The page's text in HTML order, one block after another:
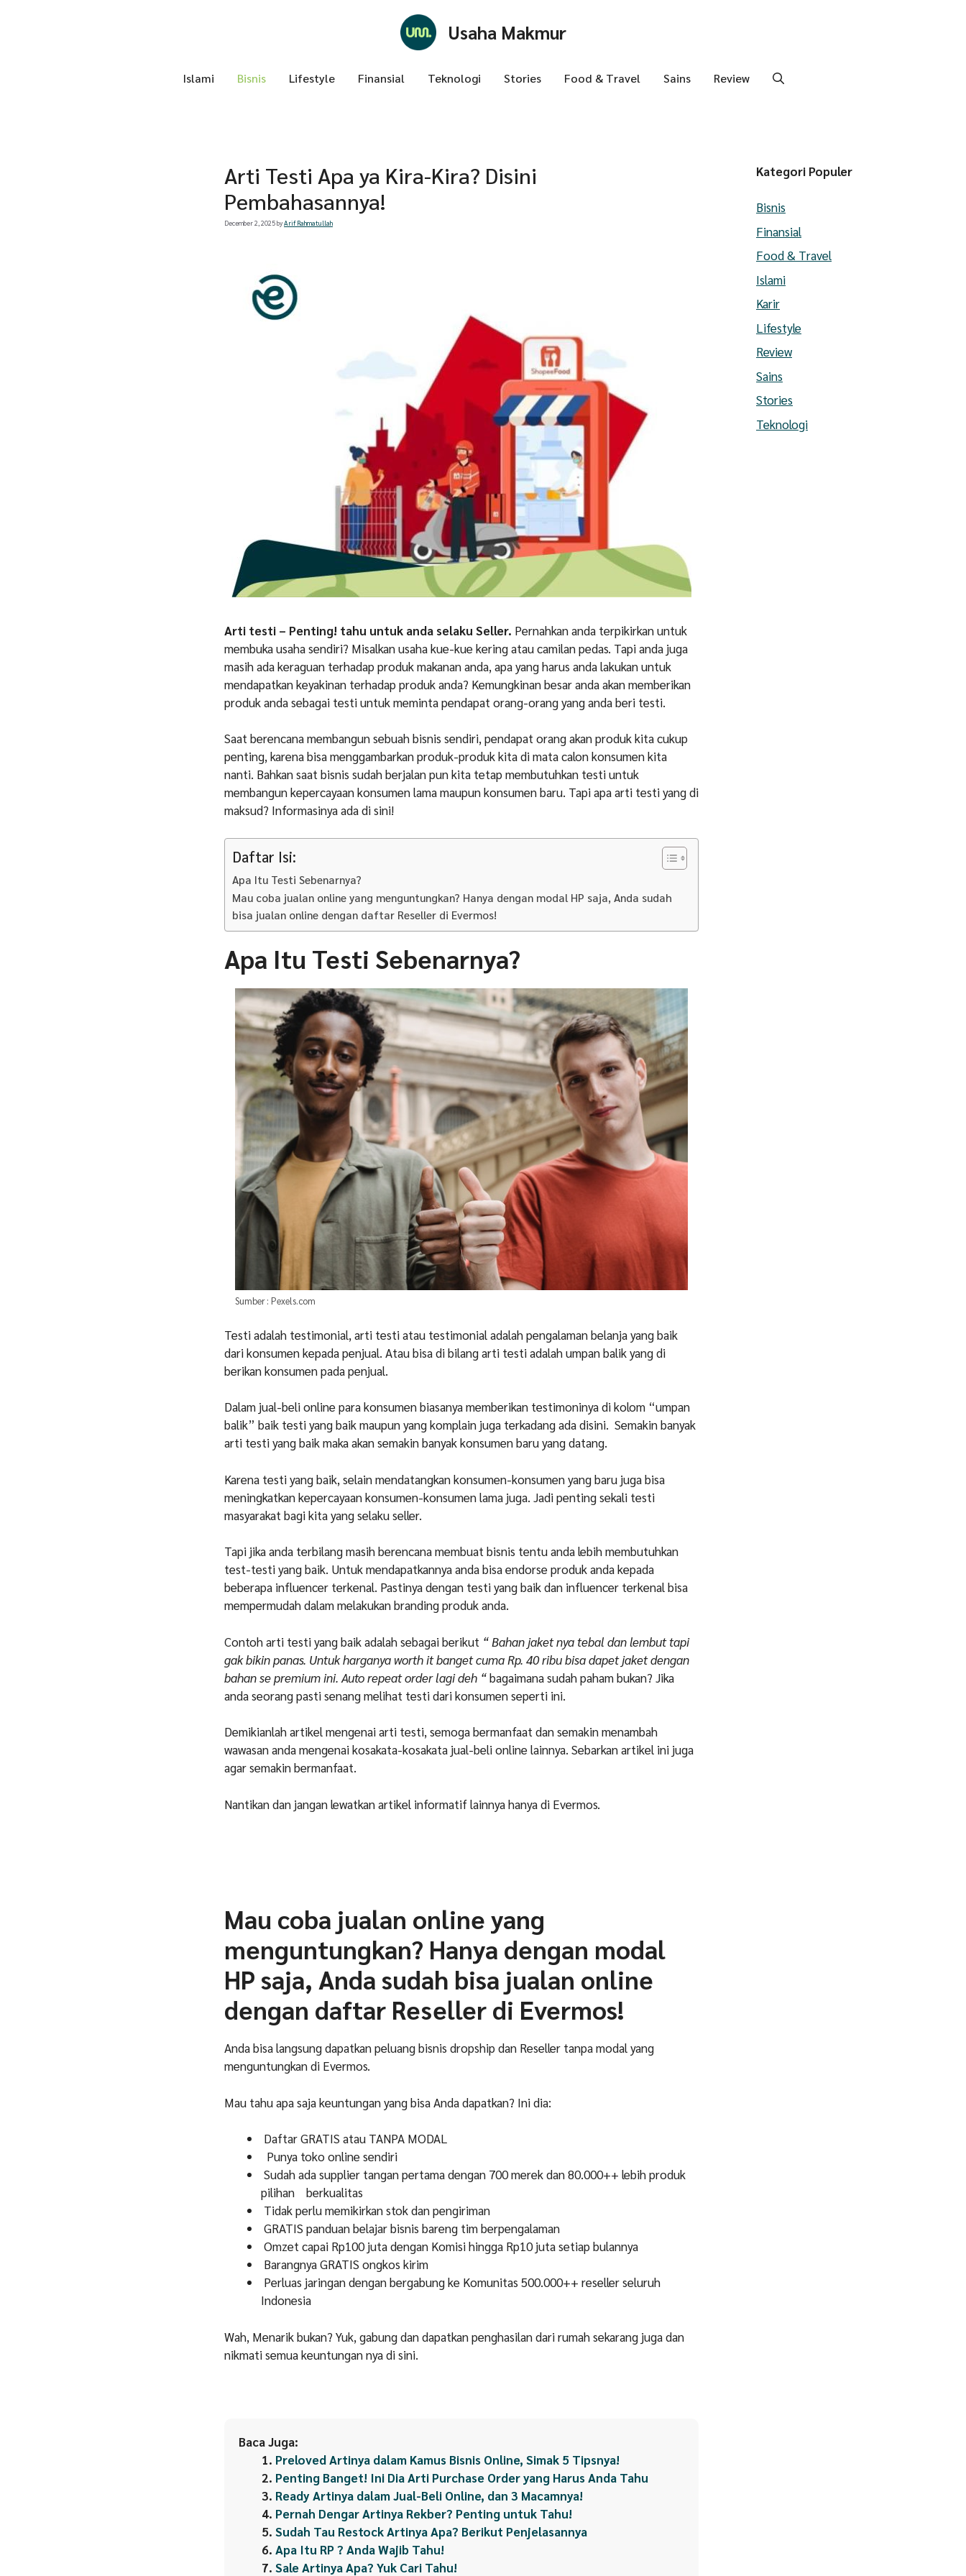
Usaha Makmur
Islami Bisnis Lifestyle Finansial Teknologi Stories Food & Travel Sains Review
Arti Testi Apa ya Kira-Kira? Disini
Pembahasannya!
December 2, 2025byArif Rahmatullah
Arti testi – Penting! tahu untuk anda selaku Seller. Pernahkan anda terpikirkan untuk
membuka usaha sendiri? Misalkan usaha kue-kue kering atau camilan pedas. Tapi anda juga
masih ada keraguan terhadap produk makanan anda, apa yang harus anda lakukan untuk
mendapatkan keyakinan terhadap produk anda? Kemungkinan besar anda akan memberikan
produk anda sebagai testi untuk meminta pendapat orang-orang yang anda beri testi.
Saat berencana membangun sebuah bisnis sendiri, pendapat orang akan produk kita cukup
penting, karena bisa menggambarkan produk-produk kita di mata calon konsumen kita
nanti. Bahkan saat bisnis sudah berjalan pun kita tetap membutuhkan testi untuk
membangun kepercayaan konsumen lama maupun konsumen baru. Tapi apa arti testi yang di
maksud? Informasinya ada di sini!
Daftar Isi:
Apa Itu Testi Sebenarnya?
Mau coba jualan online yang menguntungkan? Hanya dengan modal HP saja, Anda sudah
bisa jualan online dengan daftar Reseller di Evermos!
Apa Itu Testi Sebenarnya?
Sumber : Pexels.com
Testi adalah testimonial, arti testi atau testimonial adalah pengalaman belanja yang baik
dari konsumen kepada penjual. Atau bisa di bilang arti testi adalah umpan balik yang di
berikan konsumen pada penjual.
Dalam jual-beli online para konsumen biasanya memberikan testimoninya di kolom “umpan
balik” baik testi yang baik maupun yang komplain juga terkadang ada disini. Semakin banyak
arti testi yang baik maka akan semakin banyak konsumen baru yang datang.
Karena testi yang baik, selain mendatangkan konsumen-konsumen yang baru juga bisa
meningkatkan kepercayaan konsumen-konsumen lama juga. Jadi penting sekali testi
masyarakat bagi kita yang selaku seller.
Tapi jika anda terbilang masih berencana membuat bisnis tentu anda lebih membutuhkan
test-testi yang baik. Untuk mendapatkannya anda bisa endorse produk anda kepada
beberapa influencer terkenal. Pastinya dengan testi yang baik dan influencer terkenal bisa
mempermudah dalam melakukan branding produk anda.
Contoh arti testi yang baik adalah sebagai berikut “ Bahan jaket nya tebal dan lembut tapi
gak bikin panas. Untuk harganya worth it banget cuma Rp. 40 ribu bisa dapet jaket dengan
bahan se premium ini. Auto repeat order lagi deh “bagaimana sudah paham bukan? Jika
anda seorang pasti senang melihat testi dari konsumen seperti ini.
Demikianlah artikel mengenai arti testi, semoga bermanfaat dan semakin menambah
wawasan anda mengenai kosakata-kosakata jual-beli online lainnya. Sebarkan artikel ini juga
agar semakin bermanfaat.
Nantikan dan jangan lewatkan artikel informatif lainnya hanya di Evermos.
Mau coba jualan online yang
menguntungkan? Hanya dengan modal
HP saja, Anda sudah bisa jualan online
dengan daftar Reseller di Evermos!
Anda bisa langsung dapatkan peluang bisnis dropship dan Reseller tanpa modal yang
menguntungkan di Evermos.
Mau tahu apa saja keuntungan yang bisa Anda dapatkan? Ini dia:
Daftar GRATIS atau TANPA MODAL
Punya toko online sendiri
Sudah ada supplier tangan pertama dengan 700 merek dan 80.000++ lebih produk
pilihan berkualitas
Tidak perlu memikirkan stok dan pengiriman
GRATIS panduan belajar bisnis bareng tim berpengalaman
Omzet capai Rp100 juta dengan Komisi hingga Rp10 juta setiap bulannya
Barangnya GRATIS ongkos kirim
Perluas jaringan dengan bergabung ke Komunitas 500.000++ reseller seluruh
Indonesia
Wah, Menarik bukan? Yuk, gabung dan dapatkan penghasilan dari rumah sekarang juga dan
nikmati semua keuntungan nya di sini.
Baca Juga:
Preloved Artinya dalam Kamus Bisnis Online, Simak 5 Tipsnya!
Penting Banget! Ini Dia Arti Purchase Order yang Harus Anda Tahu
Ready Artinya dalam Jual-Beli Online, dan 3 Macamnya!
Pernah Dengar Artinya Rekber? Penting untuk Tahu!
Sudah Tau Restock Artinya Apa? Berikut Penjelasannya
Apa Itu RP ? Anda Wajib Tahu!
Sale Artinya Apa? Yuk Cari Tahu!
Kategori Populer
Bisnis
Finansial
Food & Travel
Islami
Karir
Lifestyle
Review
Sains
Stories
Teknologi